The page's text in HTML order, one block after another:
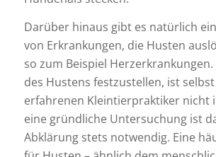
Darüber hinaus gibt es natürlich
von Erkrankungen, die Husten
so zum Beispiel
des Hustens festzustellen, ist
erfahrenen Kleintierpraktiker nicht
eine gründliche Untersuchung ist
Abklärung stets notwendig. Eine